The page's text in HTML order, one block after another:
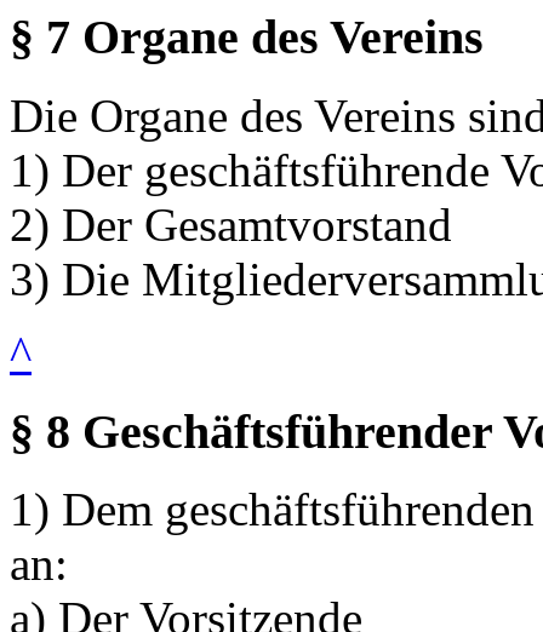
§ 7 Organe des Vereins
Die Organe des Vereins
1) Der geschäftsführende
2) Der Gesamtvorstand
3) Die
^
§ 8 Geschäftsführender
1) Dem
an:
a) Der Vorsitzende